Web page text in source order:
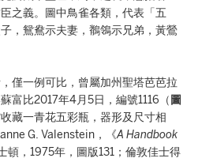
之義。圖中鳥雀各類，代表「五
，鴛鴦示夫妻，鶺鴒示兄弟，黃鶯
僅一例可比，曾屬加州聖塔芭芭拉
富比2017年4月5日，編號1116（ 圖
藏一青花五彩瓶，器形及尺寸相
G. Valenstein，《A Handbook
頓，1975年，圖版131；倫敦佳士得